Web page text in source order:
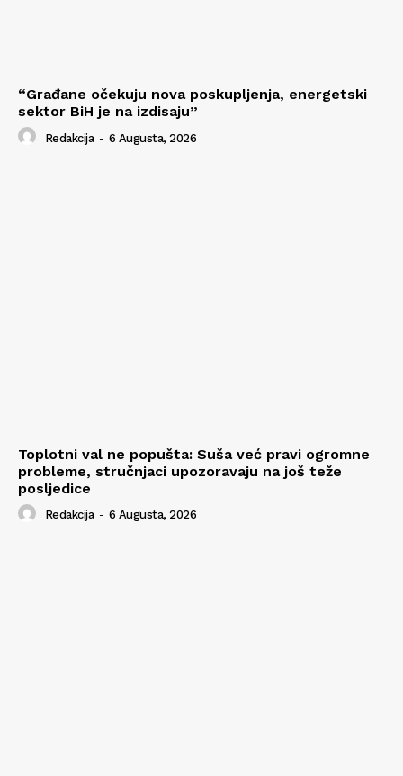
“Građane očekuju nova poskupljenja, energetski
sektor BiH je na izdisaju”
Redakcija - 6 Augusta, 2026
Toplotni val ne popušta: Suša već pravi ogromne
probleme, stručnjaci upozoravaju na još teže
posljedice
Redakcija - 6 Augusta, 2026